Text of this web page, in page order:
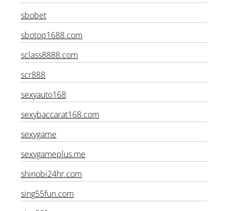
sawan888
sbobet
sbotop1688.com
sclass8888.com
scr888
sexyauto168
sexybaccarat168.com
sexygame
sexygameplus.me
shinobi24hr.com
sing55fun.com